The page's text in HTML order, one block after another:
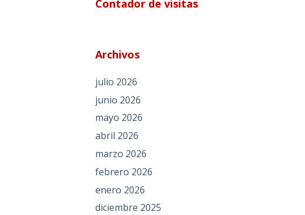
Contador de visitas
Archivos
julio 2026
junio 2026
mayo 2026
abril 2026
marzo 2026
febrero 2026
enero 2026
diciembre 2025